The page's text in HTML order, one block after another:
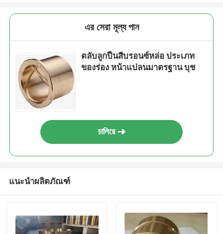
এর সেরা মূল্য পান
ตลับลูกปืนสีบรอนซ์หล่อ ประเภท
ของร่อง หน้าแปลนมาตรฐาน บุช
চালিয়ে
แนะนำผลิตภัณฑ์